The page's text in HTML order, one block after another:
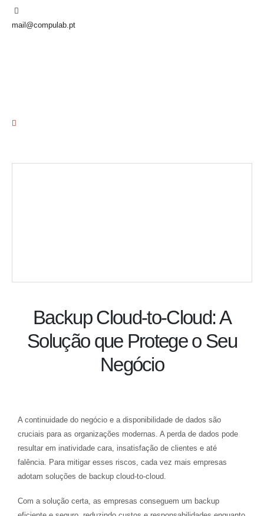
mail@compulab.pt
Backup Cloud-to-Cloud: A
Solução que Protege o Seu
Negócio
A continuidade do negócio e a disponibilidade de dados são
cruciais para as organizações modernas. A perda de dados pode
resultar em inatividade cara, insatisfação de clientes e até
falência. Para mitigar esses riscos, cada vez mais empresas
adotam soluções de backup cloud-to-cloud.
Com a solução certa, as empresas conseguem um backup